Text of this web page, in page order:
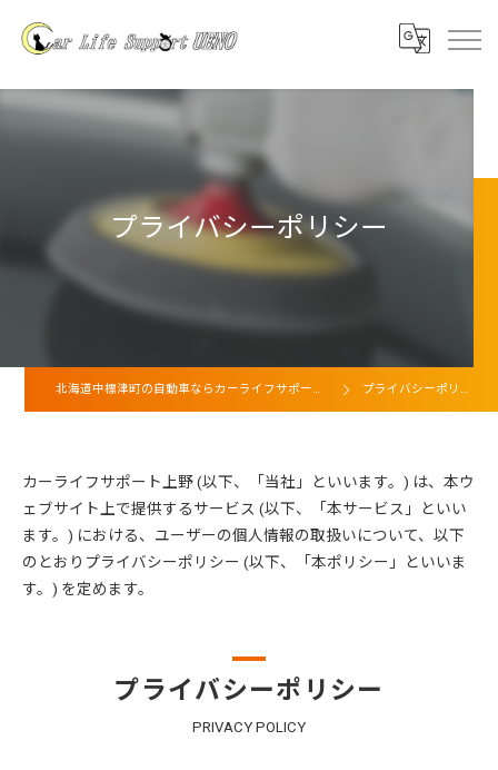
プライバシーポリシー
北海道中標津町の自動車ならカーライフサポート上野 プライバシーポリシー
カーライフサポート上野 (以下、「当社」といいます。) は、本ウ
ェブサイト上で提供するサービス (以下、「本サービス」といい
ます。) における、ユーザーの個人情報の取扱いについて、以下
のとおりプライバシーポリシー (以下、「本ポリシー」といいま
す。) を定めます。
プライバシーポリシー
PRIVACY POLICY